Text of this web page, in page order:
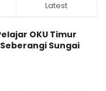
Latest
OKU Timur
Sungai